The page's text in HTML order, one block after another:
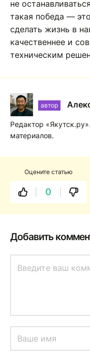
не
такая победа —
сделать жизнь в
качественнее и
техническим
автор
Редактор
материалов.
Оцените статью
0
Добавить